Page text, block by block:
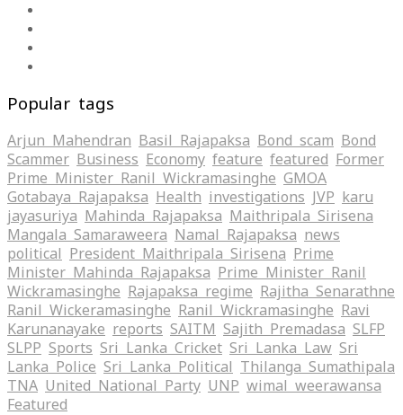
Popular tags
Arjun Mahendran Basil Rajapaksa Bond scam Bond
Scammer Business Economy feature featured Former
Prime Minister Ranil Wickramasinghe GMOA
Gotabaya Rajapaksa Health investigations JVP karu
jayasuriya Mahinda Rajapaksa Maithripala Sirisena
Mangala Samaraweera Namal Rajapaksa news
political President Maithripala Sirisena Prime
Minister Mahinda Rajapaksa Prime Minister Ranil
Wickramasinghe Rajapaksa regime Rajitha Senarathne
Ranil Wickeramasinghe Ranil Wickramasinghe Ravi
Karunanayake reports SAITM Sajith Premadasa SLFP
SLPP Sports Sri Lanka Cricket Sri Lanka Law Sri
Lanka Police Sri Lanka Political Thilanga Sumathipala
TNA United National Party UNP wimal weerawansa
‍Featured